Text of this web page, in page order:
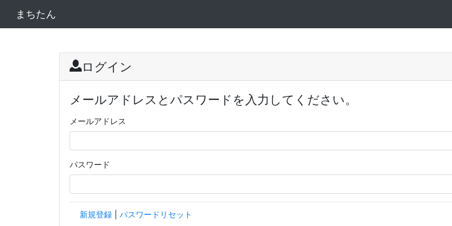
まちたん
ログイン
メールアドレスとパスワードを入力してください。
メールアドレス
パスワード
新規登録 パスワードリセット